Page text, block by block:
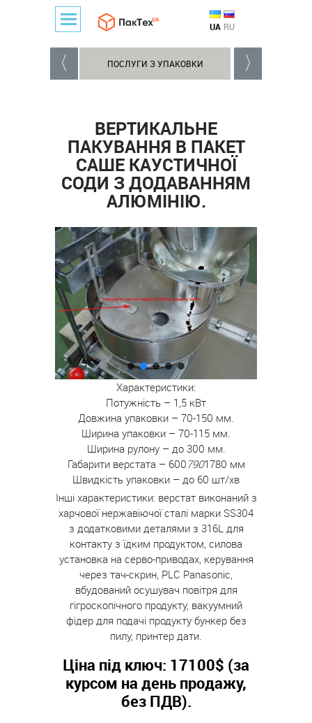
UA RU
ПОСЛУГИ З УПАКОВКИ
ВЕРТИКАЛЬНЕ
ПАКУВАННЯ В ПАКЕТ
САШЕ КАУСТИЧНОЇ
СОДИ З ДОДАВАННЯМ
АЛЮМІНІЮ.
Характеристики:
Потужність – 1,5 кВт
Довжина упаковки – 70-150 мм.
Ширина упаковки – 70-115 мм.
Ширина рулону – до 300 мм.
Габарити верстата – 600 7901780 мм
Швидкість упаковки – до 60 шт/хв
Інші характеристики: верстат виконаний з
харчової нержавіючої сталі марки SS304
з додатковими деталями з 316L для
контакту з їдким продуктом, силова
установка на серво-приводах, керування
через тач-скрин, PLC Panasonic,
вбудований осушувач повітря для
гігроскопічного продукту, вакуумний
фідер для подачі продукту бункер без
пилу, принтер дати.
Ціна під ключ: 17100$ (за
курсом на день продажу,
без ПДВ).